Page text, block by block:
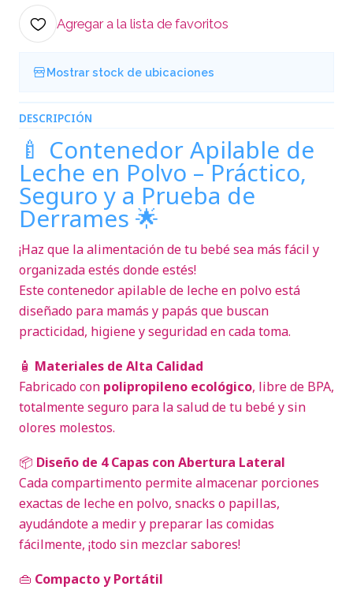
Agregar a la lista de favoritos
Mostrar stock de ubicaciones
DESCRIPCIÓN
🍼 Contenedor Apilable de
Leche en Polvo – Práctico,
Seguro y a Prueba de
Derrames 🌟
¡Haz que la alimentación de tu bebé sea más fácil y
organizada estés donde estés!
Este contenedor apilable de leche en polvo está
diseñado para mamás y papás que buscan
practicidad, higiene y seguridad en cada toma.
🧴 Materiales de Alta Calidad
Fabricado con polipropileno ecológico, libre de BPA,
totalmente seguro para la salud de tu bebé y sin
olores molestos.
📦 Diseño de 4 Capas con Abertura Lateral
Cada compartimento permite almacenar porciones
exactas de leche en polvo, snacks o papillas,
ayudándote a medir y preparar las comidas
fácilmente, ¡todo sin mezclar sabores!
👜 Compacto y Portátil